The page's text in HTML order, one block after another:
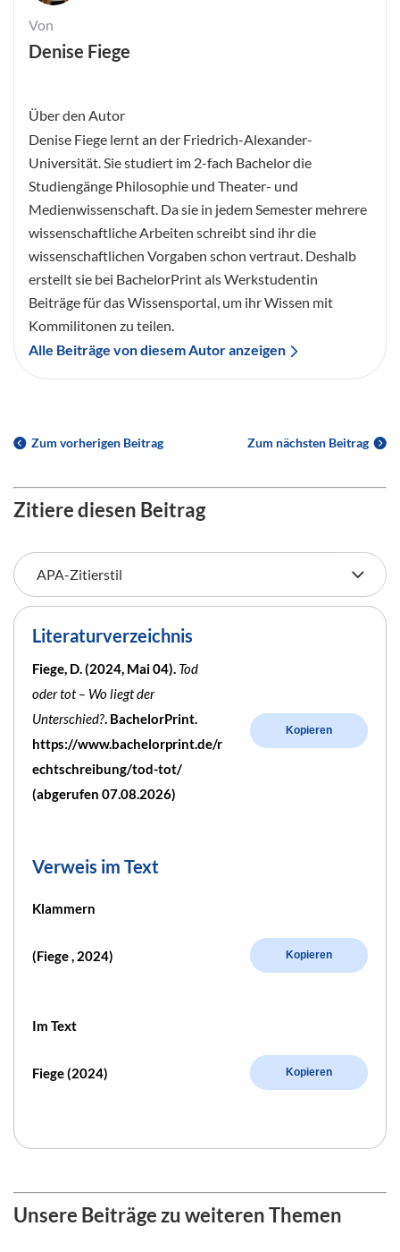
Von
Denise Fiege
Über den Autor
Denise Fiege lernt an der Friedrich-Alexander-
Universität. Sie studiert im 2-fach Bachelor die
Studiengänge Philosophie und Theater- und
Medienwissenschaft. Da sie in jedem Semester mehrere
wissenschaftliche Arbeiten schreibt sind ihr die
wissenschaftlichen Vorgaben schon vertraut. Deshalb
erstellt sie bei BachelorPrint als Werkstudentin
Beiträge für das Wissensportal, um ihr Wissen mit
Kommilitonen zu teilen.
Alle Beiträge von diesem Autor anzeigen
Zum vorherigen Beitrag Zum nächsten Beitrag
Zitiere diesen Beitrag
Literaturverzeichnis
Fiege, D. (2024, Mai 04). Tod
oder tot – Wo liegt der
Unterschied?. BachelorPrint.
https://www.bachelorprint.de/r
echtschreibung/tod-tot/
(abgerufen 07.08.2026)
Kopieren
Verweis im Text
Klammern
(Fiege , 2024) Kopieren
Im Text
Fiege (2024) Kopieren
Unsere Beiträge zu weiteren Themen